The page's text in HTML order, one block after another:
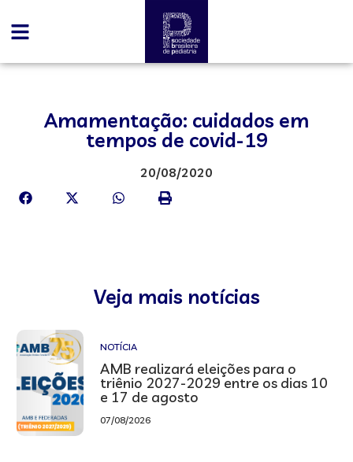
Amamentação: cuidados em
tempos de covid-19
20/08/2020
Veja mais notícias
NOTÍCIA
AMB realizará eleições para o
triênio 2027-2029 entre os dias 10
e 17 de agosto
07/08/2026